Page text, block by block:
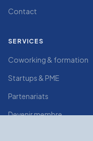
Contact
SERVICES
Coworking & formation
Startups & PME
Partenariats
Devenir membre